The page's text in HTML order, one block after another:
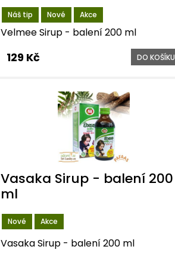
Náš tip Nové Akce
Velmee Sirup - balení 200 ml
129 Kč DO KOŠÍKU
Nové Akce
Vasaka Sirup - balení 200
ml
Vasaka Sirup - balení 200 ml